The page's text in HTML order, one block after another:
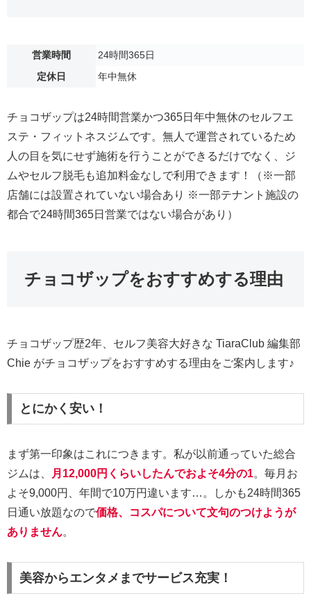
営業時間
24時間365日
定休日
年中無休
チョコザップは24時間営業かつ365日年中無休のセルフエ
ステ・フィットネスジムです。無人で運営されているため
人の目を気にせず施術を行うことができるだけでなく、ジ
ムやセルフ脱毛も追加料金なしで利用できます！（※一部
店舗には設置されていない場合あり ※一部テナント施設の
都合で24時間365日営業ではない場合があり）
チョコザップをおすすめする理由
チョコザップ歴2年、セルフ美容大好きな TiaraClub 編集部
Chie がチョコザップをおすすめする理由をご案内します♪
とにかく安い！
まず第一印象はこれにつきます。私が以前通っていた総合
ジムは、
月12,000円くらいしたんでおよそ4分の1。毎月お
よそ9,000円、年間で10万円違います…。しかも24時間365
日通い放題なので価格、コスパについて文句のつけようが
ありません。
美容からエンタメまでサービス充実！